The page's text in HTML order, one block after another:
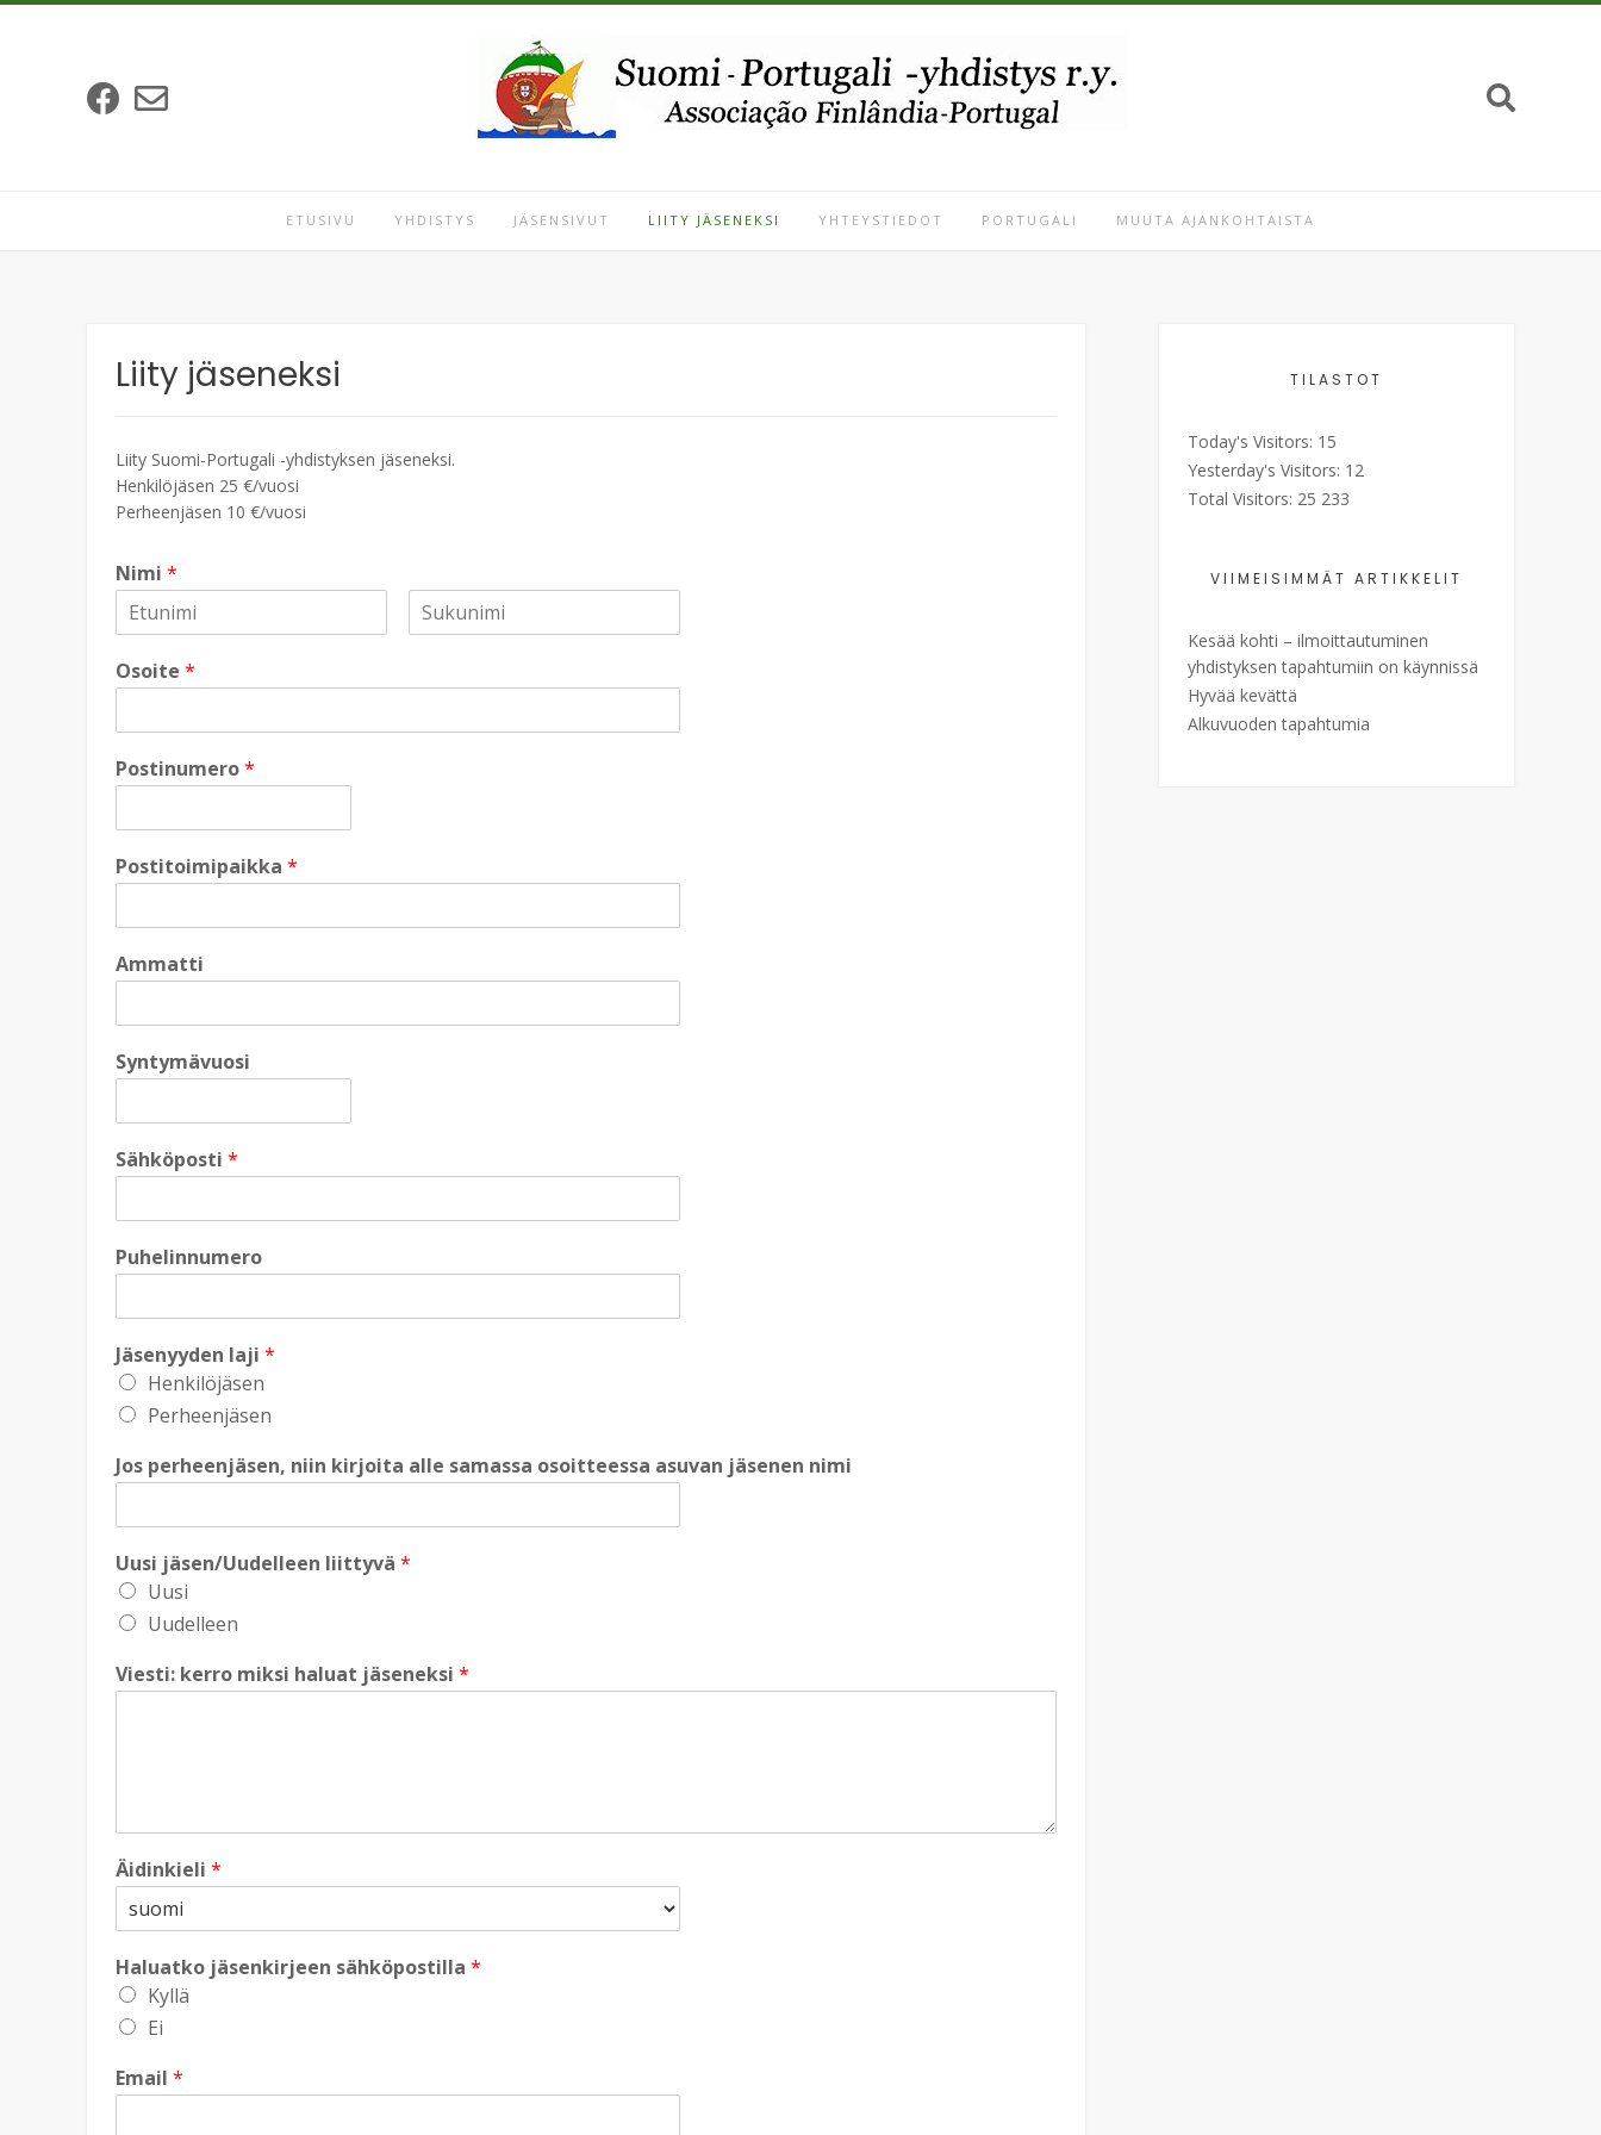
Skip
ETUSIVU YHDISTYS JÄSENSIVUT LIITY JÄSENEKSI YHTEYSTIEDOT PORTUGALI MUUTA AJANKOHTAISTA
Liity jäseneksi
Liity Suomi-Portugali -yhdistyksen jäseneksi.
Henkilöjäsen 25 €/vuosi
Perheenjäsen 10 €/vuosi
Nimi *
Osoite *
Postinumero*
Postitoimipaikka *
Ammatti
Syntymävuosi
Sähköposti *
Puhelinnumero
Jäsenyyden laji *
Henkilöjäsen
Perheenjäsen
Jos perheenjäsen, niin kirjoita alle samassa osoitteessa asuvan jäsenen nimi
Uusi jäsen/Uudelleen liittyvä *
Uusi
Uudelleen
Viesti: kerro miksi haluat jäseneksi *
Äidinkieli *
Haluatko jäsenkirjeen sähköpostilla *
Kyllä
Ei
Email *
TILASTOT
Today's Visitors: 15
Yesterday's Visitors: 12
Total Visitors: 25 233
VIIMEISIMMÄT ARTIKKELIT
Kesää kohti – ilmoittautuminen
yhdistyksen tapahtumiin on käynnissä
Hyvää kevättä
Alkuvuoden tapahtumia